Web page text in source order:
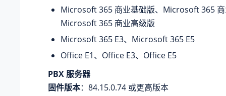
Microsoft 365 商业基础版、Microsoft 365
Microsoft 365 商业高级版
Microsoft 365 E3、Microsoft 365 E5
Office E1、Office E3、Office E5
PBX 服务器
固件版本：84.15.0.74 或更高版本